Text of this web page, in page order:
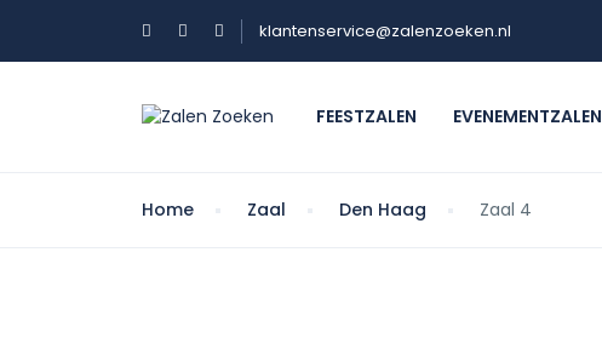
klantenservice@zalenzoeken.nl
FEESTZALEN EVENEMENTZALEN
Home Zaal Den Haag Zaal 4